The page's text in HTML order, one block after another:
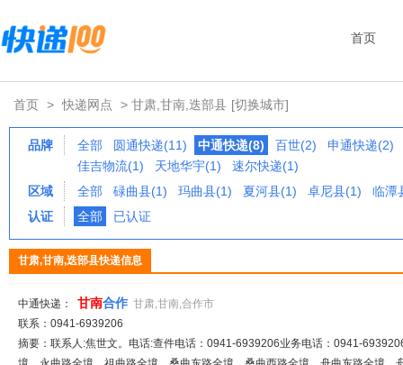
首页
首页 > 快递网点 > 甘肃,甘南,迭部县 [切换城市]
品牌 全部 圆通快递(11) 中通快递(8) 百世(2)
申通快递(2)
佳吉物流(1)
天地华宇(1)
速尔快递(1)
区域
全部 碌曲县(1) 玛曲县(1) 夏河县(1) 卓尼县(1)
临潭
认证
全部 已认证
甘肃,甘南,迭部县快递信息
中通快递： 甘南合作 甘肃,甘南,合作市
联系：0941-6939206
摘要：联系人:焦世文。电话:查件电话：0941-6939206业务电话：0941-